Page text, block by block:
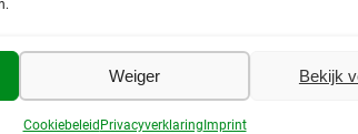
Weiger Bekijk
Cookiebeleid Privacyverklaring Imprint
op straat komen te staan, moeten de
SP stelt voor om een pre-screening te
worden gezien om vast te stellen of zij